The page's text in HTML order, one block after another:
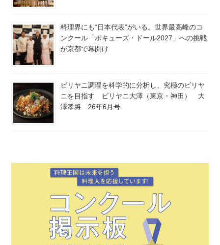
料理界にも“日本代表”がいる。世界最高峰のコ
ンクール「ボキューズ・ドール2027」への挑戦
が京都で幕開け
ビリヤニ調理を科学的に分析し、究極のビリヤ
ニを目指す ビリヤニ大澤（東京・神田） 大
澤孝将 26年6月号